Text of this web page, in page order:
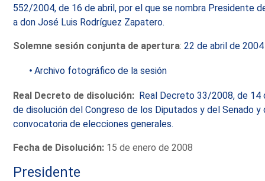
552/2004, de 16 de abril, por el que se nombra Presidente
a don José Luis Rodríguez Zapatero.
Solemne sesión conjunta de apertura:22 de abril de 2004
Archivo fotográfico de la sesión
Real Decreto de disolución: Real Decreto 33/2008, de 14
de disolución del Congreso de los Diputados y del Senado y
convocatoria de elecciones generales.
Fecha de Disolución: 15 de enero de 2008
Presidente